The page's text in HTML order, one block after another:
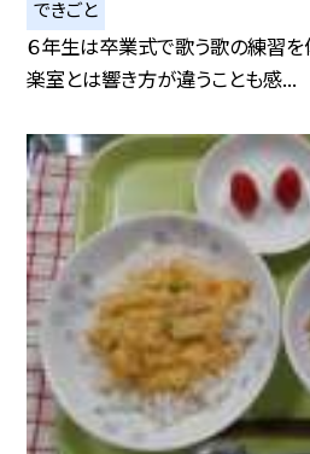
できごと
６年生は卒業式で歌う歌の練習を
楽室とは響き方が違うことも感...